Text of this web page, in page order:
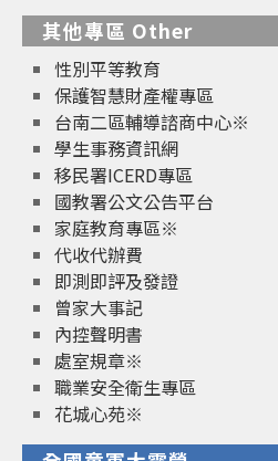
其他專區 Other
性別平等教育
保護智慧財產權專區
台南二區輔導諮商中心※
學生事務資訊網
移民署ICERD專區
國教署公文公告平台
家庭教育專區※
代收代辦費
即測即評及發證
曾家大事記
內控聲明書
處室規章※
職業安全衛生專區
花城心苑※